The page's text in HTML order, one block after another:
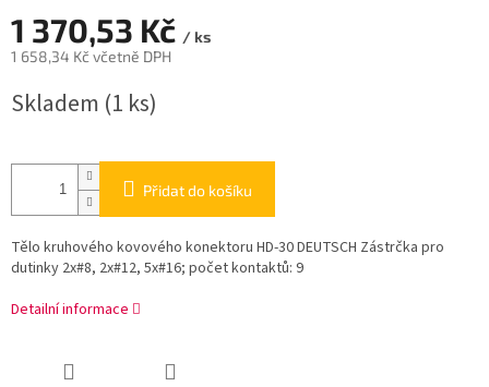
1 370,53 Kč / ks
1 658,34 Kč včetně DPH
cena:
Skladem (1 ks)
Přidat do košíku
Tělo kruhového kovového konektoru HD-30 DEUTSCH Zástrčka pro
dutinky 2x#8, 2x#12, 5x#16; počet kontaktů: 9
Detailní informace